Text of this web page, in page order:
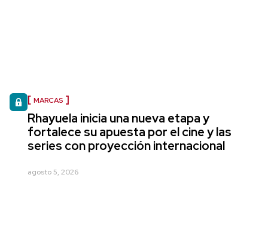
MARCAS
Rhayuela inicia una nueva etapa y
fortalece su apuesta por el cine y las
series con proyección internacional
agosto 5, 2026